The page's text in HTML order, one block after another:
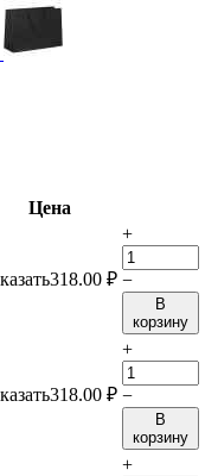
Цена
318.00 ₽
+
−
В
корзину
318.00 ₽
+
−
В
корзину
+